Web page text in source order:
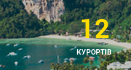
12
КУРОРТІВ